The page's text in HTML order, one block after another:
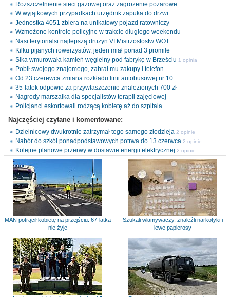
Rozszczelnienie sieci gazowej oraz zagrożenie pożarowe
W wyjątkowych przypadkach urzędnik zapuka do drzwi
Jednostka 4051 zbiera na unikatowy pojazd ratowniczy
Wzmożone kontrole policyjne w trakcie długiego weekendu
Nasi terytorialsi najlepszą drużyn VI Mistrzostostw WOT
Kilku pijanych rowerzystów, jeden miał ponad 3 promile
Sika wmurowała kamień węgielny pod fabrykę w Brześciu 1 opinia
Pobił swojego znajomego, zabrał mu zakupy i telefon
Od 23 czerewca zmiana rozkładu linii autobusowej nr 10
35-latek odpowie za przywłaszczenie znalezionych 700 zł
Nagrody marszałka dla specjalistów terapii zajęciowej
Policjanci eskortowali rodzącą kobietę aż do szpitala
Najczęściej czytane i komentowane:
Dzielnicowy dwukrotnie zatrzymał tego samego złodzieja 2 opinie
Nabór do szkół ponadpodstawowych potrwa do 13 czerwca 2 opinie
Kolejne planowe przerwy w dostawie energii elektrycznej 2 opinie
MAN potrącił kobietę na przejściu. 67-latka
nie żyje
Szukali włamywaczy, znaleźli narkotyki i
lewe papierosy